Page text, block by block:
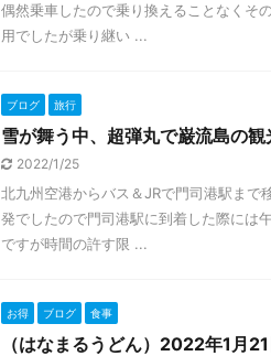
偶然乗車したので乗り換えることなくそ
用でしたが乗り継い ...
ブログ 旅行
雪が舞う中、超弾丸で巌流島の観
2022/1/25
北九州空港からバス＆JRで門司港駅まで
発でしたので門司港駅に到着した際には
ですが時間の許す限 ...
お得 ブログ 食事
（はなまるうどん）2022年1月